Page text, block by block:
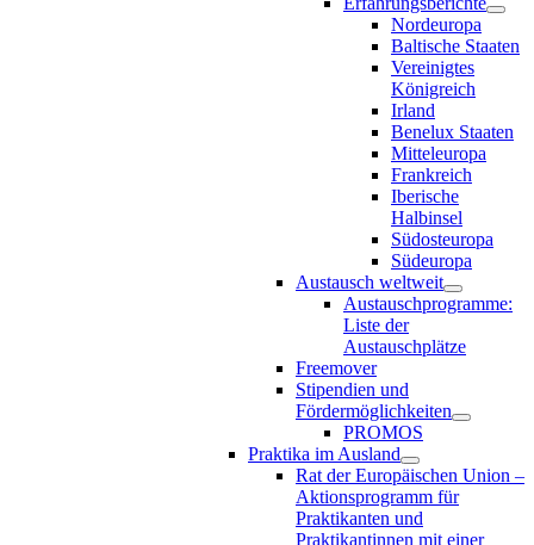
Nordeuropa
Baltische Staaten
Vereinigtes
Königreich
Irland
Benelux Staaten
Mitteleuropa
Frankreich
Iberische
Halbinsel
Südosteuropa
Südeuropa
Austausch weltweit
Austauschprogramme:
Liste der
Austauschplätze
Freemover
Stipendien und
Fördermöglichkeiten
PROMOS
Praktika im Ausland
Rat der Europäischen Union –
Aktionsprogramm für
Praktikanten und
Praktikantinnen mit einer